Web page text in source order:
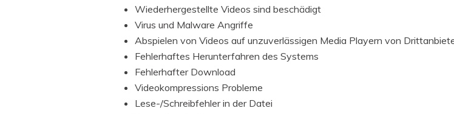
Wiederhergestellte Videos sind beschädigt
Virus und Malware Angriffe
Abspielen von Videos auf unzuverlässigen Media Playern von
Fehlerhaftes Herunterfahren des Systems
Fehlerhafter Download
Videokompressions Probleme
Lese-/Schreibfehler in der Datei